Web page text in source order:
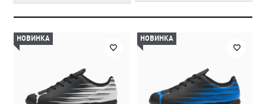
НОВИНКА НОВИНКА